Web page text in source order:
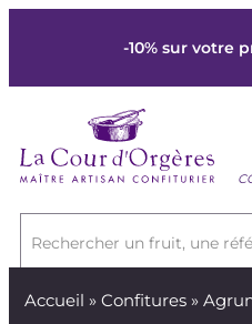
-10% sur votre
Rechercher un fruit, une
Accueil » Confitures »